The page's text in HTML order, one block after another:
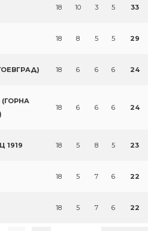
18 10 3 5 33
18 8 5 5 29
18 6 6 6 24
18 6 6 6 24
1919 18 5 8 5 23
18 5 7 6 22
18 5 7 6 22